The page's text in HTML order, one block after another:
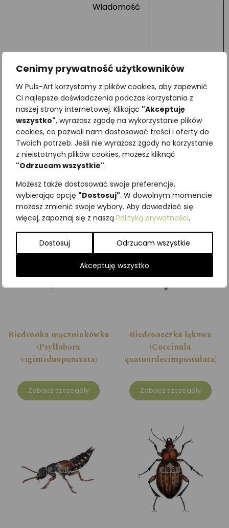
Cenimy prywatność użytkowników
W Puls-Art korzystamy z plików cookies, aby zapewnić
Ci najlepsze doświadczenia podczas korzystania z
naszej strony internetowej. Klikając "Akceptuję
wszystko", wyrażasz zgodę na wykorzystanie plików
cookies, co pozwoli nam dostosować treści i oferty do
Twoich potrzeb. Jeśli nie wyrażasz zgody na korzystanie
z nieistotnych plików cookies, możesz kliknąć
"Odrzucam wszystkie".
Możesz także dostosować swoje preferencje,
wybierając opcję "Dostosuj". W dowolnym momencie
możesz zmienić swoje wybory. Aby dowiedzieć się
więcej, zapoznaj się z naszą Polityką prywatności.
Dostosuj Odrzucam wszystkie
Akceptuję wszystko
Wiadomość
Najniższa cena z ostatnich 30
dni:65,00zł
SKU:Brak danych
Kategorie:
Podobne produkty
Biedronka mączniakówka
(Psyllobora
vigintiduopunctata)
Zobacz szczegóły
Biedroneczka łąkowa
(Coccinula
quatuordecimpustulata)
Zobacz szczegóły